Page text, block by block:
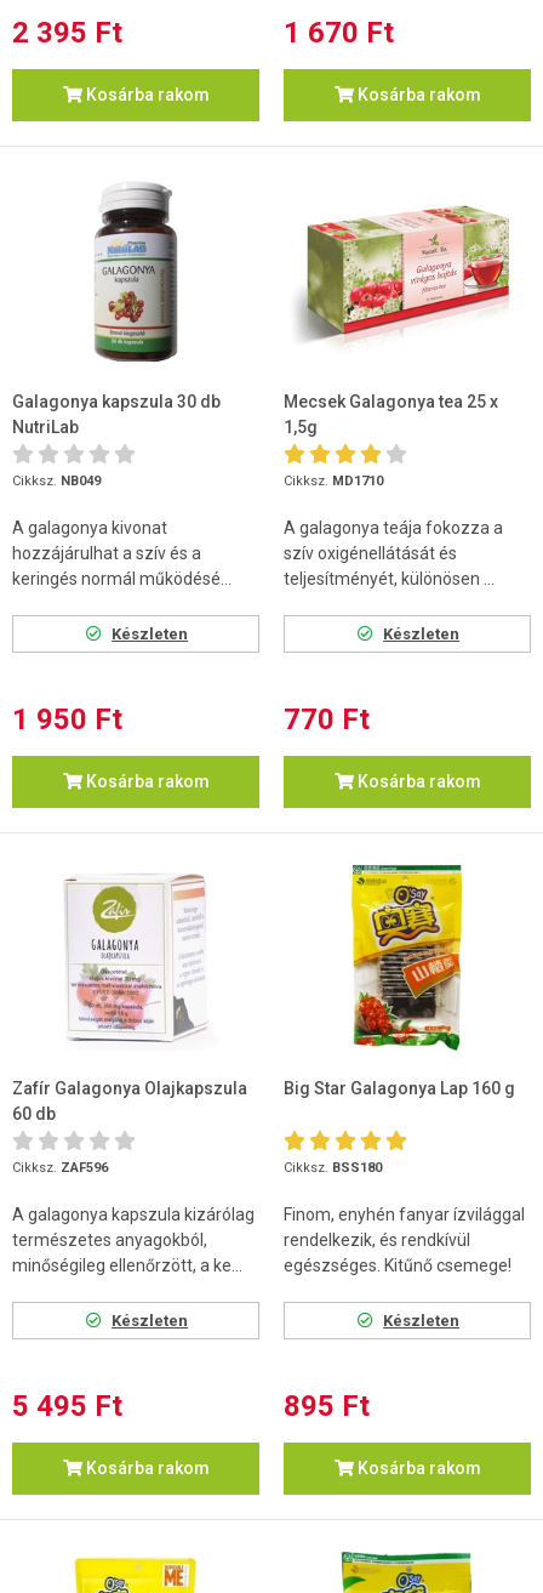
2 395 Ft
Kosárba rakom
1 670 Ft
Kosárba rakom
Galagonya kapszula 30 db
NutriLab
Cikksz. NB049
A galagonya kivonat
hozzájárulhat a szív és a
keringés normál működésé...
Készleten
1 950 Ft
Kosárba rakom
Mecsek Galagonya tea 25 x
1,5g
Cikksz. MD1710
A galagonya teája fokozza a
szív oxigénellátását és
teljesítményét, különösen ...
Készleten
770 Ft
Kosárba rakom
Zafír Galagonya Olajkapszula
60 db
Cikksz. ZAF596
A galagonya kapszula kizárólag
természetes anyagokból,
minőségileg ellenőrzött, a ke...
Készleten
5 495 Ft
Kosárba rakom
Big Star Galagonya Lap 160 g
Cikksz. BSS180
Finom, enyhén fanyar ízvilággal
rendelkezik, és rendkívül
egészséges. Kitűnő csemege!
Készleten
895 Ft
Kosárba rakom